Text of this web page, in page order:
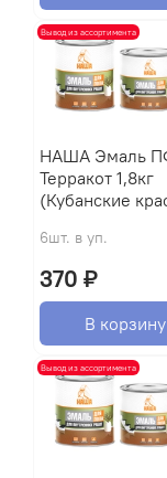
Вывод из ассортимента
НАША Эмаль ПФ-266
Терракот 1,8кг
(Кубанские
6шт. в уп.
370 ₽
В корзину
Вывод из ассортимента